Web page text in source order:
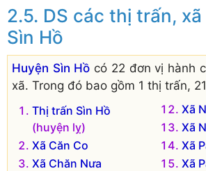
Xã Lả Nhì Thàng
Xã Ma Ly Pho
Xã
Xã
Xã Ma Li Chải
DS các thị trấn,
Sìn Hồ
Huyện Sìn Hồ có 22 đơn vị hành
xã. Trong đó bao gồm 1 thị trấn,
Thị trấn Sìn Hồ
(huyện lỵ)
Xã Căn Co
Xã Chăn Nưa
Xã
Xã
Xã
Xã